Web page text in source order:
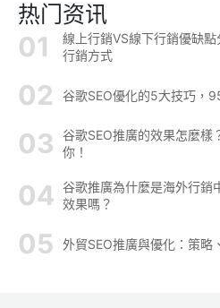
热门资讯
線上行銷VS線下行銷優缺
行銷方式
谷歌SEO優化的5大技巧，
谷歌SEO推廣的效果怎麼樣
你！
谷歌推廣為什麼是海外行銷
效果嗎？
外貿SEO推廣與優化：策略